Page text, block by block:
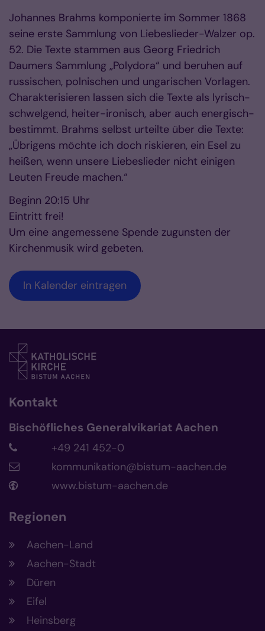
Johannes Brahms komponierte im Sommer 1868
seine erste Sammlung von Liebeslieder-Walzer op.
52. Die Texte stammen aus Georg Friedrich
Daumers Sammlung „Polydora“ und beruhen auf
russischen, polnischen und ungarischen Vorlagen.
Charakterisieren lassen sich die Texte als lyrisch-
schwelgend, heiter-ironisch, aber auch energisch-
bestimmt. Brahms selbst urteilte über die Texte:
„Übrigens möchte ich doch riskieren, ein Esel zu
heißen, wenn unsere Liebeslieder nicht einigen
Leuten Freude machen.“
Beginn 20:15 Uhr
Eintritt frei!
Um eine angemessene Spende zugunsten der
Kirchenmusik wird gebeten.
In Kalender eintragen
Kontakt
Bischöfliches Generalvikariat Aachen
+49 241 452-0
kommunikation@bistum-aachen.de
www.bistum-aachen.de
Regionen
Aachen-Land
Aachen-Stadt
Düren
Eifel
Heinsberg